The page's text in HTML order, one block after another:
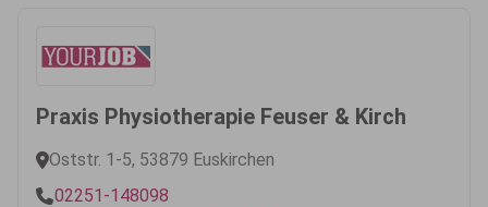
Praxis Physiotherapie Feuser & Kirch
Oststr. 1-5, 53879 Euskirchen
02251-148098